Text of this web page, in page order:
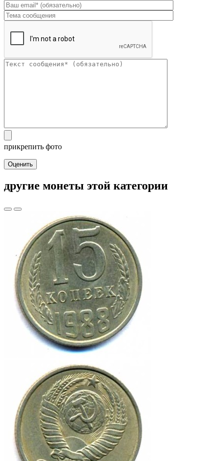
прикрепить фото
Оценить
другие монеты этой категории